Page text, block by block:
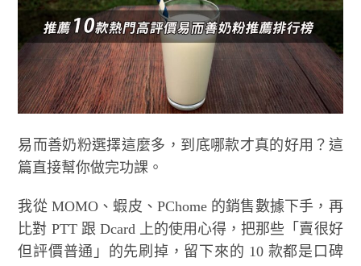
易而善奶粉選擇這麼多，到底哪款才真的好用？這
篇直接幫你做完功課。
我從 MOMO、蝦皮、PChome 的銷售數據下手，再
比對 PTT 跟 Dcard 上的使用心得，把那些「賣很好
但評價普通」的先刷掉，留下來的 10 款都是口碑